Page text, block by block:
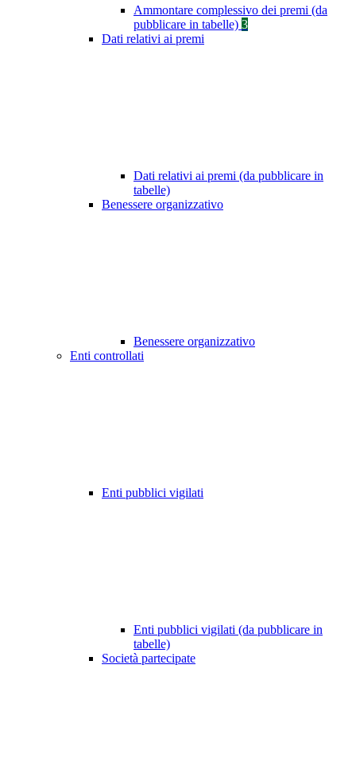
Ammontare complessivo dei premi (da
pubblicare in tabelle) 3
Dati relativi ai premi
Dati relativi ai premi (da pubblicare in
tabelle)
Benessere organizzativo
Benessere organizzativo
Enti controllati
Enti pubblici vigilati
Enti pubblici vigilati (da pubblicare in
tabelle)
Società partecipate